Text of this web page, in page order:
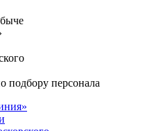
подбору персонала